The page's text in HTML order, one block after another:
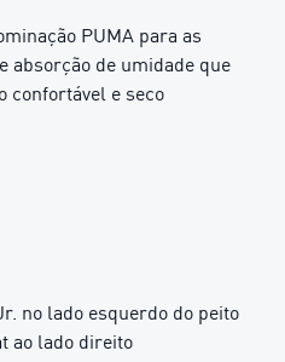
PUMA para as
absorção de umidade que
confortável e seco
no lado esquerdo do peito
ao lado direito